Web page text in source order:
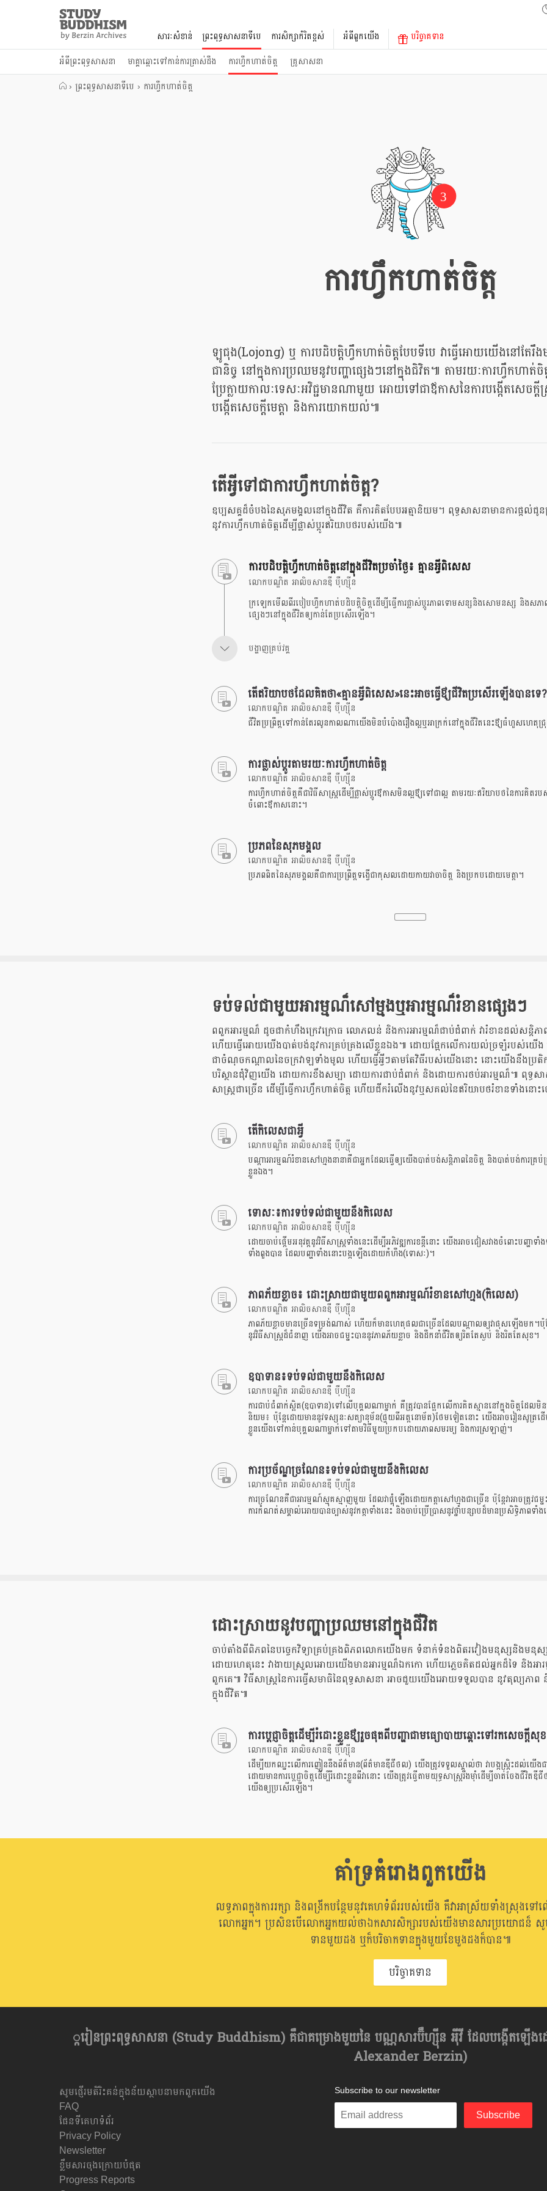
Study
Buddhism
Home
សារៈសំខាន់
ព្រះពុទ្ធសាសនាទីបេ
អំពីព្រះពុទ្ធសាសនា
មាគ្គាឆ្ពោះទៅកាន់ការត្រាស់ដឹង ការហ្វឹកហាត់ចិត្ត គ្រូសាសនា
ការសិក្សាកំរិតខ្ពស់ អំពីពួកយើង បរិច្ចាគទាន
› ព្រះពុទ្ធសាសនាទីបេ › ការហ្វឹកហាត់ចិត្ត
3
ការហ្វឹកហាត់ចិត្ត
ឡូជុង​(Lojong) ឬ ការបដិបត្តិហ្វឹកហាត់ចិត្តបែបទីបេ វាធ្វើអោយយើងនៅតែរឹង
ជានិច្ច នៅក្នុងការប្រឈមនូវបញ្ហាផ្សេងៗនៅក្នុងជិវិត៕ តាមរយៈការហ្វឹកហាត់
ប្រែក្លាយកាលៈទេសៈអវិជ្ជមានណាមួយ អោយទៅជាឪកាសនៃការបង្កើតសេចក្
បង្កើតសេចក្តីមេត្តា និងការយោកយល់៕
តើអ្វីទៅជាការហ្វឹកហាត់ចិត្ត?
ឧប្បសគ្គដ៏ចំបងនៃសុភមង្គលនៅក្នុងជីវិត គឺការគិតបែបអត្មានិយម។ ពុទ្ធសាសនាមានការផ្តល់
នូវការហ្វឹកហាត់ចិត្តដើម្បីផ្លាស់ប្តូរឥរិយាបថរបស់យើង៕
ការបដិបត្តិហ្វឹកហាត់ចិត្តនៅក្នុងជីវិតប្រចាំថ្ងៃ៖ គ្មានអ្វីពិសេស
លោកបណ្ឌិត អាលិចសានឌឺ បុឺហ្សុីន
ក្រឡេកមើលពីរបៀបហ្វឹកហាត់បដិបត្តិចិត្តដើម្បីធ្វើការផ្លាស់ប្តូរភាពទោមសន្សនិងសោមនស្ស និងសភា
ផ្សេងៗនៅក្នុងជីវិតឲ្យកាន់តែប្រសើរឡើង។
បង្ហាញគ្រប់វគ្គ
តើឥរិយាបថដែលគិតថា«គ្មានអ្វីពិសេស»នេះអាចធ្វើឳ្យជីវិតប្រសើរឡើងបានទេ?
លោកបណ្ឌិត អាលិចសានឌឺ បុឺហ្សុីន
ជីវិតប្រព្រឹត្តទៅកាន់តែរលូនកាលណាយើងមិនបំប៉ោងរឿងល្អឬអាក្រក់នៅក្នុងជីវិតនេះឳ្យធំហួសហេតុ
ការផ្លាស់ប្តូរតាមរយៈការហ្វឹកហាត់ចិត្ត
លោកបណ្ឌិត អាលិចសានឌឺ បុឺហ្សុីន
ការហ្វឹកហាត់ចិត្តគឺជាវិធីសាស្រ្តដើម្បីផ្លាស់ប្តូរឳកាសមិនល្អឳ្យទៅជាល្អ តាមរយៈឥរិយាបថនៃការគិតរប
ចំពោះឳកាសនោះ។
ប្រភពនៃសុភមង្គល
លោកបណ្ឌិត អាលិចសានឌឺ បុឺហ្សុីន
ប្រភពពិតនៃសុភមង្គលគឺជាការប្រព្រឹត្តទង្វើជាកុសលដោយកាយវាចាចិត្ត និងប្រកបដោយមេត្តា។
ទប់ទល់ជាមួយអារម្មណ៏សៅម្មងឬអារម្មណ៏រំខានផ្សេងៗ
ពពួកអារម្មណ៏ ដូចជាកំហឹងក្រេវក្រោធ លោភលន់ និងការអារម្មណ៏ជាប់ជំពាក់ វារំខានដល់សន្តិភា
ហើយធ្វើអោយយើងបាត់បង់នូវការគ្រប់គ្រងលើខ្លួនឯង៕ ដោយផ្អែកលើការយល់ច្រឡំរបស់យើ
ជាចំណុចកណ្តាលនៃចក្រវាឡទាំងមូល ហើយធ្វើអ្វីៗតាមតែវិធីរបស់យើងនោះ នោះយើងនឹងប្រតិ
បរិស្ថានជុំវិញយើង ដោយការខឹងសម្បា ដោយការជាប់ជំពាក់ និងដោយការថប់អារម្មណ៏៕ ពុទ្ធស
សាស្រ្តជាច្រើន ដើម្បីធ្វើការហ្វឹកហាត់ចិត្ត ហើយជីករំលើងនូវឬសគល់នៃឥរិយាបថរំខានទាំង
តើកិលេសជាអ្វី
លោកបណ្ឌិត អាលិចសានឌឺ បុឺហ្សុីន
បណ្តាអារម្មណ៍រំខានសៅហ្មងនានាគឺជាអ្នកដែលធ្វើឲ្យយើងបាត់បង់សន្តិភាពនៃចិត្ត និងបាត់បង់ការគ្រ
ខ្លួនឯង។
ទោសៈ៖ការទប់ទល់ជាមួយនឹងកិលេស
លោកបណ្ឌិត អាលិចសានឌឺ បុឺហ្សុីន
ដោយចាប់ផ្តើមអនុវត្តនូវវិធីសាស្រ្តទាំងនេះដើម្បីអភិវឌ្ឍការខន្តីនោះ យើងអាចជៀសវាងចំពោះបញ្ហាទ
ទាំងពួងបាន ដែលបញ្ហាទាំងនោះបង្កឡើងដោយកំហឹង(ទោសៈ)។
ភាពភ័យខ្លាច៖ ដោះស្រាយជាមួយពពួកអារម្មណ៍រំខានសៅហ្មង(កិលេស)
លោកបណ្ឌិត អាលិចសានឌឺ បុឺហ្សុីន
ភាពភ័យខ្លាចមានច្រើនទម្រង់ណាស់ ហើយក៏មានហេតុផលជាច្រើនដែលបណ្តាលឲ្យវាផុសឡើងមក។ប៉ុ
នូវវិធីសាស្រ្តដ៏ជំនាញ យើងអាចជម្នះបាននូវភាពភ័យខ្លាច និងដឹកនាំជីវិតឲ្យរិតតែស្ងប់ និងរិតតែសុខ។
ឧបាទាន៖ទប់ទល់ជាមួយនឹងកិលេស
លោកបណ្ឌិត អាលិចសានឌឺ បុឺហ្សុីន
ការជាប់ជំពាក់ស្អិត(ឧបាទាន)ទៅលើបុគ្គលណាម្នាក់ គឺត្រូវបានផ្អែកលើការគិតស្មាននៅក្នុងចិត្តដែលមិ
និយម៖ ប៉ុន្តែដោយមាននូវទស្សនៈសត្យានុម័ន(ផ្ទុយពីអត្តនោម័ត)ថែមទៀតនោះ យើងអាចរៀនសូត្រដើម្បី
ខ្លួនយើងទៅកាន់បុគ្គលណាម្នាក់ទៅតាមវិធីមួយប្រកបដោយភាពសមរម្យ និងការស្រឡាញ់។
ការប្រច័ណ្ឌច្រណែន៖ទប់ទល់ជាមួយនឹងកិលេស
លោកបណ្ឌិត អាលិចសានឌឺ បុឺហ្សុីន
ការច្រណែនគឺជាអារម្មណ៍ស្មុគស្មាញមួយ ដែលវាផ្គុំឡើងដោយកត្តាសៅហ្មងជាច្រើន ប៉ុន្តែវាអាចត្រូវជ
ការកំណត់សម្គាល់អោយបានច្បាស់នូវកត្តាទាំងនេះ និងចាប់ប្រើប្រាសនូវថ្នាំបន្សាបដ៏មានប្រសិទ្ធិភាពទាំង
ដោះស្រាយនូវបញ្ហាប្រឈមនៅក្នុងជីវិត
ចាប់តាំងពីពិភពនៃបច្ចេកវិទ្យាគ្រប់គ្រងពិភពលោកយើងមក ទំនាក់ទំនងពិតរវៀងមនុស្សនិងមនុស្
ដោយហេតុនេះ វាងាយស្រួលអោយយើងមានអារម្មណ៏ឯកកោ ហើយភ្លេចគិតដល់អ្នកដ៏ទៃ និងអា
ពួកគេ៕ វិធីសាស្រ្តនៃការធ្វើសមាធិនៃពុទ្ធសាសនា អាចជួយយើងអោយទទួលបាន នូវតុល្យភាព
ក្នុងជីវិត៕
ការប្តេជ្ញាចិត្តដើម្បីរំដោះខ្លួនឳ្យរួចផុតពីបញ្ហាជាមធ្យោបាយឆ្ពោះទៅរកសេចក្តីសុខ
លោកបណ្ឌិត អាលិចសានឌឺ បុឺហ្សុីន
ដើម្បីយកឈ្នះលើការញៀននឹងព័ត៌មាន(ព័ត៌មានឌីជីថល) យើងត្រូវទទួលស្គាល់ថា វាបង្កស្រ្តិះដល់យើងជ
ដោយមានការប្តេជ្ញាចិត្តដើម្បីរំដោះខ្លួនពីវានោះ យើងត្រូវធ្វើតាមយុទ្ធសាស្រ្តរឹងមុាំដើម្បីចាត់ចែងជីវិត
យើងឲ្យប្រសើរឡើង។
គាំទ្រគំរោងពួកយើង
លទ្ធភាពក្នុងការរក្សា និងពង្រីកបន្ថែមនូវគេហទំព័ររបស់យើង គឺវាអាស្រ័យទាំងស្រុងទៅ
លោកអ្នក។ ប្រសិនបើលោកអ្នកយល់ថាឯកសារសិក្សារបស់យើងមានសារប្រយោជន៏ សូមធ្
ទានមួយដង ឬក៏បរិចាកទានក្នុងមួយខែមួងដងក៏បាន៕
បរិច្ចាគទាន
ករៀនព្រះពុទ្ធសាសនា​ (Study Buddhism) គឺជាគម្រោងមួយនៃ បណ្ណសារប៊ឺហ្សុីន អុីវី ដែលបង្កើត
Alexander Berzin)
សូមផ្ញើរមតិរិះគន់ក្នុងន័យស្ថាបនាមកពួកយើង
FAQ
ផែនទីគេហទំព័រ
Privacy Policy
Newsletter
ខ្លឹមសារចុងក្រោយបំផុត
Progress Reports
Subscribe to our newsletter
Enter
Subscribe